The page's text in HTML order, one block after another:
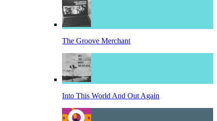
The Groove Merchant
Into This World And Out Again